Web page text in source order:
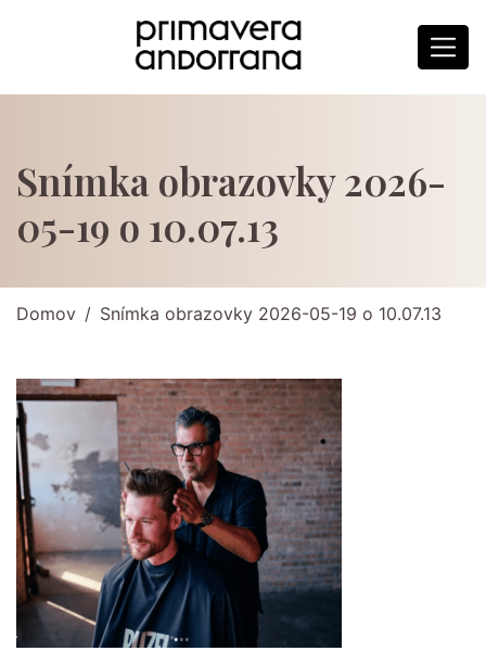
Snímka obrazovky 2026-
05-19 o 10.07.13
Domov Snímka obrazovky 2026-05-19 o 10.07.13